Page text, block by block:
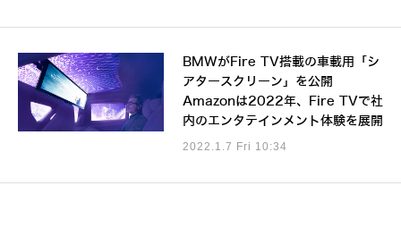
BMWがFire TV搭載の車載用「シ
アタースクリーン」を公開
Amazonは2022年、Fire TVで社
内のエンタテインメント体験を展開
2022.1.7 Fri 10:34